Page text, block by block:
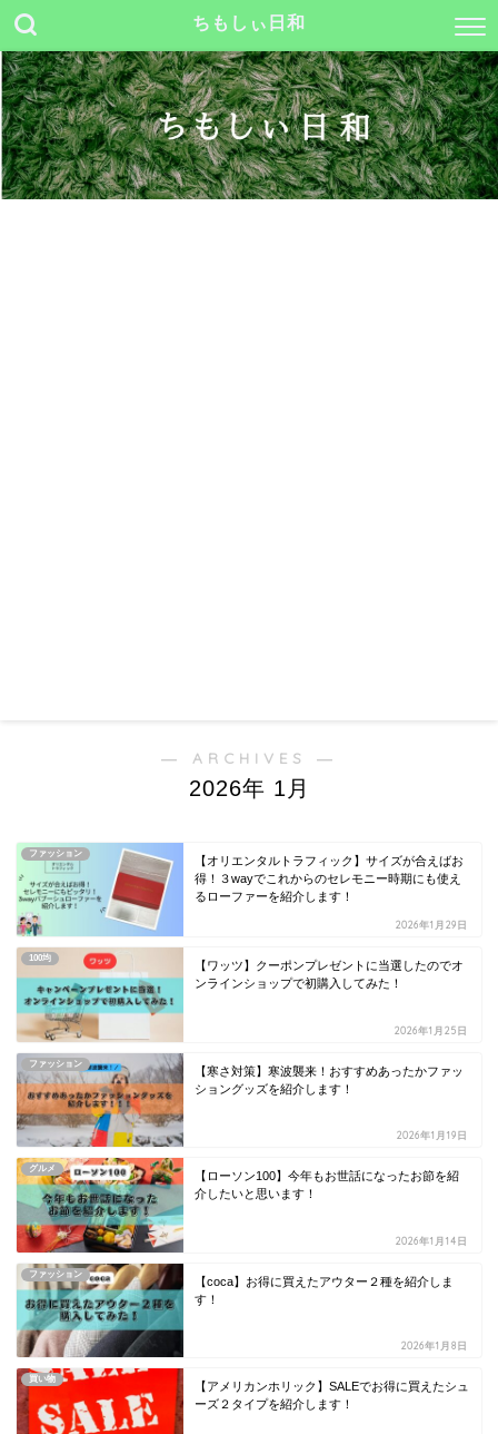
ちもしぃ日和
― ARCHIVES ―
2026年 1月
ファッション
【オリエンタルトラフィック】サイズが合えばお
得！３wayでこれからのセレモニー時期にも使え
るローファーを紹介します！
2026年1月29日
100均
【ワッツ】クーポンプレゼントに当選したのでオ
ンラインショップで初購入してみた！
2026年1月25日
ファッション
【寒さ対策】寒波襲来！おすすめあったかファッ
ショングッズを紹介します！
2026年1月19日
グルメ
【ローソン100】今年もお世話になったお節を紹
介したいと思います！
2026年1月14日
ファッション
【coca】お得に買えたアウター２種を紹介しま
す！
2026年1月8日
買い物
【アメリカンホリック】SALEでお得に買えたシュ
ーズ２タイプを紹介します！